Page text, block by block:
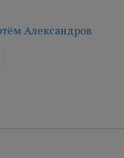
Александров